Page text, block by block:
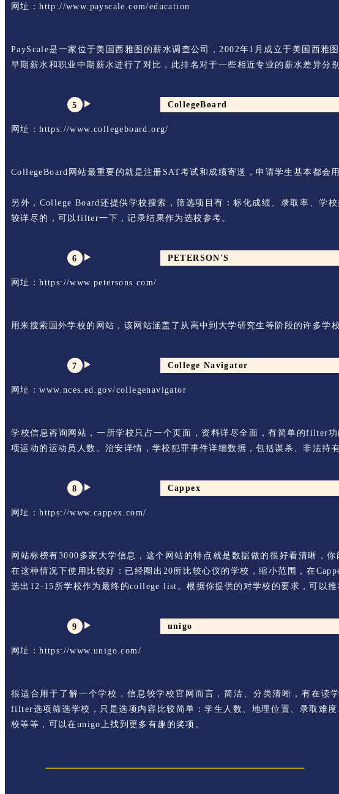
网址：http://www.payscale.com/education
PayScale是一家位于美国西雅图的薪水调查公司，2002年1月成立于美国西
早期薪水和职业中期薪水进行了对比，此排名对于一些相近专业的薪水差异分
5 CollegeBoard
网址：https://www.collegeboard.org/
CollegeBoard网站最重要的就是注册SAT考试和成绩寄送，申请学生基本都会
另外，College Board还提供学校搜索，筛选项目有：标化成绩、录取率、学
较详尽的，可以filter一下，记录结果作为选校参考。
6 PETERSON'S
网址：https://www.petersons.com/
用来搜索国外学校的网站，该网站涵盖了从高中到大学研究生等阶段的许多学
7 College Navigator
网址：www.nces.ed.gov/collegenavigator
学校信息咨询网站，一所学校只占一个页面，资料详尽全面，有简单的filter
项运动的运动员人数。治安详情，学校犯罪事件详细数据，包括谋杀、非法持
8 Cappex
网址：https://www.cappex.com/
网站标榜有3000多家大学信息，这个网站的特点就是数据做的很好看清晰，
在这种情况下使用比较好：已经圈出20所比较心仪的学校，缩小范围，在
选出12-15所学校作为最终的college list。根据你提供的对学校的要求，可以
9 unigo
网址：https://www.unigo.com/
很适合用于了解一个学校，信息较学校官网而言，简洁、分类清晰，有在
filter选项筛选学校，只是选项内容比较简单：学生人数、地理位置、录取难
校等等，可以在unigo上找到更多有趣的奖项。